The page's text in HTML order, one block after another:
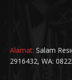
Alamat: Salam
2916432, WA: